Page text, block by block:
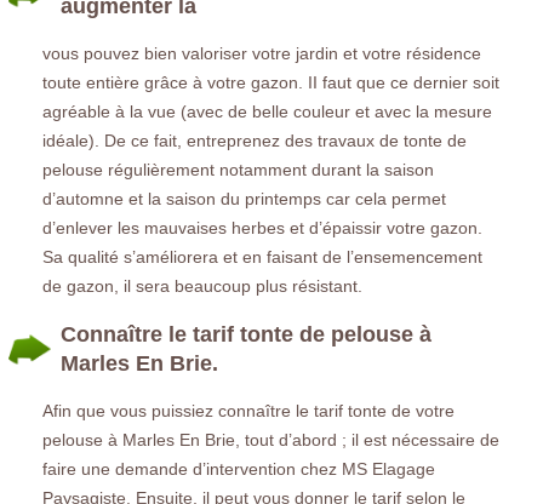
augmenter la
vous pouvez bien valoriser votre jardin et votre résidence
toute entière grâce à votre gazon. II faut que ce dernier soit
agréable à la vue (avec de belle couleur et avec la mesure
idéale). De ce fait, entreprenez des travaux de tonte de
pelouse régulièrement notamment durant la saison
d’automne et la saison du printemps car cela permet
d’enlever les mauvaises herbes et d’épaissir votre gazon.
Sa qualité s’améliorera et en faisant de l’ensemencement
de gazon, il sera beaucoup plus résistant.
Connaître le tarif tonte de pelouse à
Marles En Brie.
Afin que vous puissiez connaître le tarif tonte de votre
pelouse à Marles En Brie, tout d’abord ; il est nécessaire de
faire une demande d’intervention chez MS Elagage
Paysagiste. Ensuite, il peut vous donner le tarif selon le